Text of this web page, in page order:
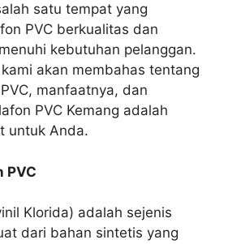
satu tempat yang
PVC berkualitas dan
kebutuhan pelanggan.
akan membahas tentang
manfaatnya, dan
PVC Kemang adalah
untuk Anda.
PVC
Klorida) adalah sejenis
dari bahan sintetis yang